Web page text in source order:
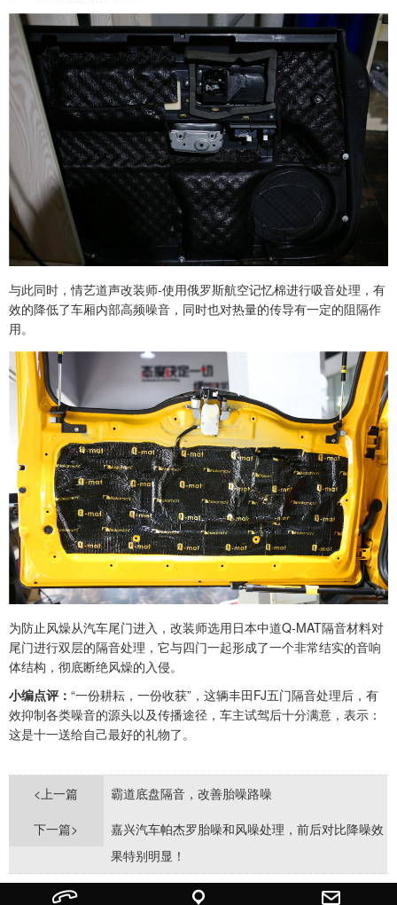
与此同时，情艺道声改装师-使用俄罗斯航空记忆棉进行吸音处理，有
效的降低了车厢内部高频噪音，同时也对热量的传导有一定的阻隔作
用。
为防止风燥从汽车尾门进入，改装师选用日本中道Q-MAT隔音材料对
尾门进行双层的隔音处理，它与四门一起形成了一个非常结实的音响
体结构，彻底断绝风燥的入侵。
小编点评： “一份耕耘，一份收获”，这辆丰田FJ五门隔音处理后，有
效抑制各类噪音的源头以及传播途径，车主试驾后十分满意，表示：
这是十一送给自己最好的礼物了。
<上一篇
霸道底盘隔音，改善胎噪路噪
下一篇>
嘉兴汽车帕杰罗胎噪和风噪处理，前后对比降噪效
果特别明显！